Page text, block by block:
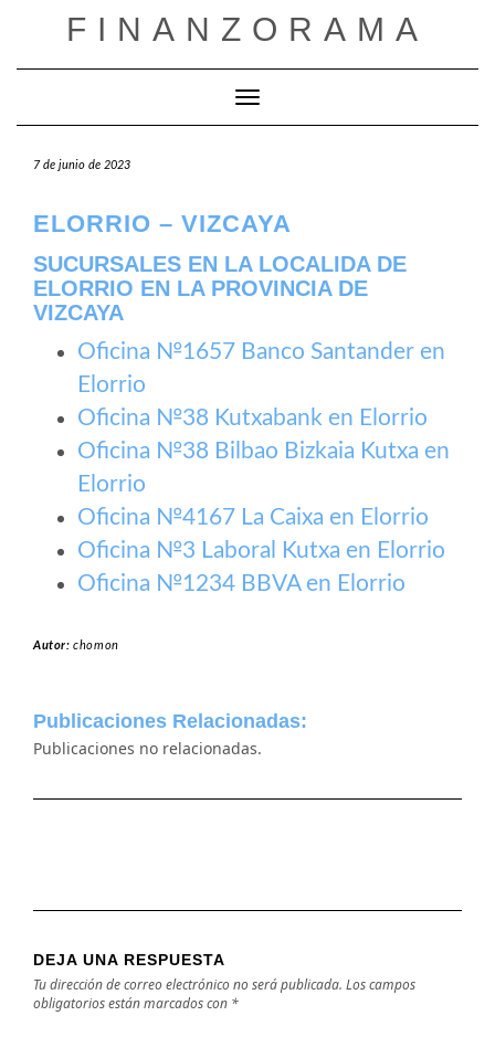
FINANZORAMA
Cambiar modo de navegación
7 de junio de 2023
ELORRIO – VIZCAYA
SUCURSALES EN LA LOCALIDA DE
ELORRIO EN LA PROVINCIA DE
VIZCAYA
Oficina №1657 Banco Santander en
Elorrio
Oficina №38 Kutxabank en Elorrio
Oficina №38 Bilbao Bizkaia Kutxa en
Elorrio
Oficina №4167 La Caixa en Elorrio
Oficina №3 Laboral Kutxa en Elorrio
Oficina №1234 BBVA en Elorrio
Autor:chomon
Publicaciones Relacionadas:
Publicaciones no relacionadas.
DEJA UNA RESPUESTA
Tu dirección de correo electrónico no será publicada. Los campos
obligatorios están marcados con *